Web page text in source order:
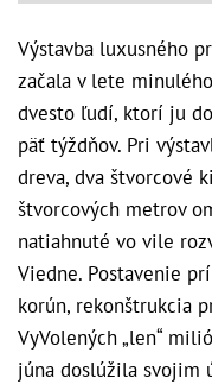
Výstavba luxusného
začala v lete
dvesto ľudí, ktorí ju
päť týždňov. Pri
dreva, dva štvorcové
štvorcových metrov
natiahnuté vo vile
Viedne. Postavenie
korún, rekonštrukcia
VyVolených „len“
júna doslúžila svojim